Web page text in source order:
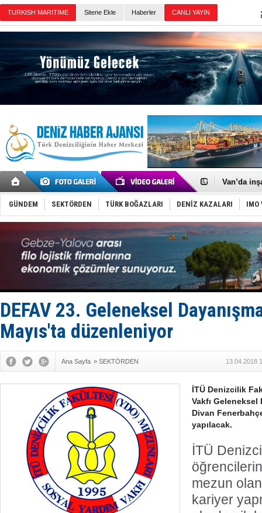
Sitene Ekle Haberler
Van’da
ASEAN ilk
TAYK -
İstanbul
Tersane
İngiliz
FESCO,
DESE,
35 milyon
Yüzyıl
GÜNDEM SEKTÖRDEN TÜRK BOĞAZLARI DENİZ KAZALARI IMO
DEFAV 23. Geleneksel
Mayıs'ta düzenleniyor
Ana Sayfa » SEKTÖRDEN 13.04.2018
İTÜ Denizcilik
Vakfı Geleneksel
Divan
yapılacak.
İTÜ
mezun
kariyer